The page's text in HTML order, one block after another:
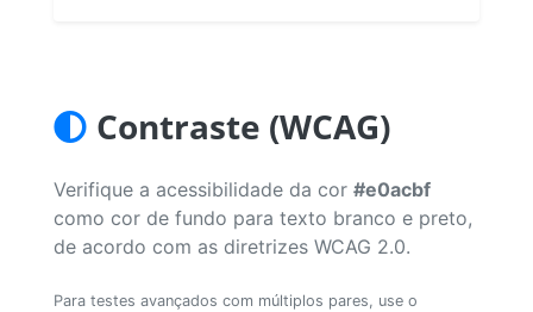
Contraste (WCAG)
Verifique a acessibilidade da cor #e0acbf
como cor de fundo para texto branco e preto,
de acordo com as diretrizes WCAG 2.0.
Para testes avançados com múltiplos pares, use o